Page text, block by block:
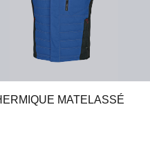
MATELASSÉ